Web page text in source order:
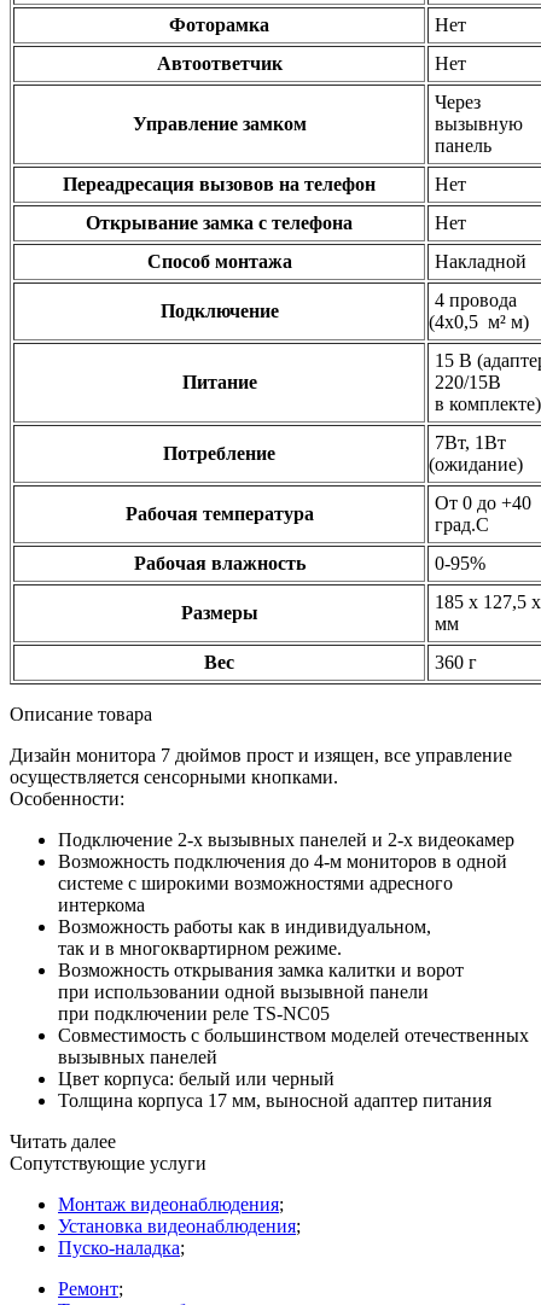
Фоторамка
Нет
Автоответчик
Нет
Управление замком
Через
вызывную
панель
Переадресация вызовов на телефон
Нет
Открывание замка с телефона
Нет
Способ монтажа
Накладной
Подключение
4 провода
(4х0,5 м² м)
Питание
15 В
220/15В
в комплекте)
Потребление
7Вт, 1Вт
(ожидание)
Рабочая температура
От 0 до +40
град.С
Рабочая влажность
0-95%
Размеры
185 х 127,5
мм
Вес
360 г
Описание товара
Дизайн монитора 7 дюймов прост и изящен, все управление
осуществляется сенсорными кнопками.
Особенности:
Подключение 2-х вызывных панелей и 2-х видеокамер
Возможность подключения до 4-м мониторов в одной
системе с широкими возможностями адресного
интеркома
Возможность работы как в индивидуальном,
так и в многоквартирном режиме.
Возможность открывания замка калитки и ворот
при использовании одной вызывной панели
при подключении реле TS-NC05
Совместимость с большинством моделей отечественных
вызывных панелей
Цвет корпуса: белый или черный
Толщина корпуса 17 мм, выносной адаптер питания
Читать далее
Сопутствующие услуги
Монтаж видеонаблюдения;
Установка видеонаблюдения;
Пуско-наладка;
Ремонт;